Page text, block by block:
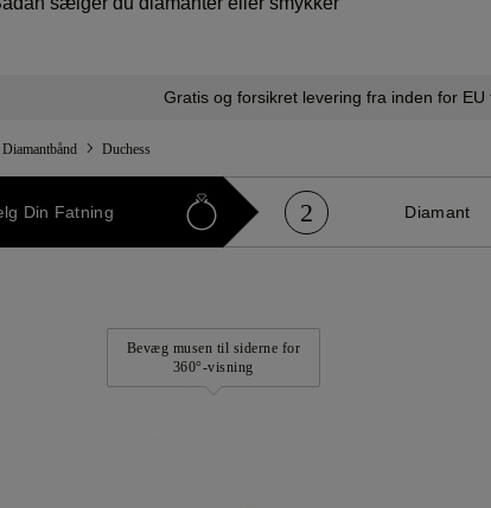
Gratis og forsikret levering fra inden for EU
Diamantbånd Duchess
Din Fatning 2 Diamant
Bevæg musen til siderne for
360°-visning